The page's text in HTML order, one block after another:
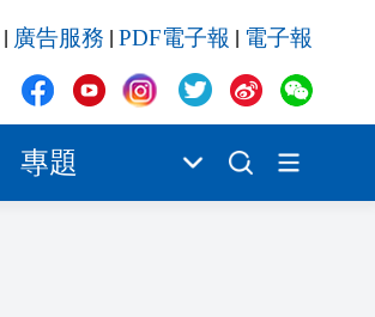
廣告服務 PDF電子報 電子報
專題